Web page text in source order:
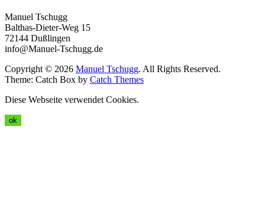
Manuel Tschugg
Balthas-Dieter-Weg 15
72144 Dußlingen
info@Manuel-Tschugg.de
Copyright © 2026 Manuel Tschugg. All Rights Reserved.
Theme: Catch Box by Catch Themes
Diese Webseite verwendet Cookies.